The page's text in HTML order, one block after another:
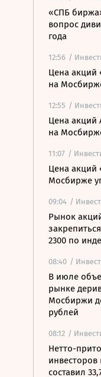
«СПБ
вопрос
года
12:56 /
Цена акций
на
12:55 /
Цена акций
на
11:07 /
Цена акций
Мосбирже
09:04 /
Рынок
2300 по
08:40 /
В июле
рынке
Мосбиржи
рублей
08:12 /
Нетто-
составил